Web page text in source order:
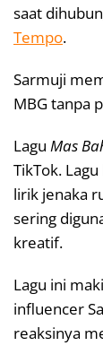
saat
Tempo.
Sarmuji
MBG tanpa
Lagu Mas
TikTok.
lirik jenaka
sering
kreatif.
Lagu ini
influencer
reaksinya